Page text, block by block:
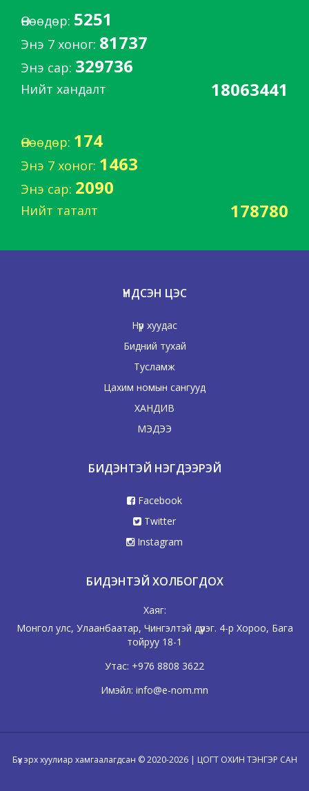
Өнөөдөр: 5251
Энэ 7 хоног: 81737
Энэ сар: 329736
Нийт хандалт 18063441
Өнөөдөр: 174
Энэ 7 хоног: 1463
Энэ сар: 2090
Нийт таталт 178780
ҮНДСЭН ЦЭС
Нүүр хуудас
Бидний тухай
Тусламж
Цахим номын сангууд
ХАНДИВ
МЭДЭЭ
БИДЭНТЭЙ НЭГДЭЭРЭЙ
Facebook
Twitter
Instagram
БИДЭНТЭЙ ХОЛБОГДОХ
Хаяг:
Монгол улс, Улаанбаатар, Чингэлтэй дүүрэг. 4-р Хороо, Бага
тойруу 18-1
Утас: +976 8808 3622
Имэйл: info@e-nom.mn
Бүх эрх хуулиар хамгаалагдсан © 2020-2026 | ЦОГТ ОХИН ТЭНГЭР САН